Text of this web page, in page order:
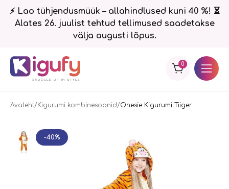
⚡ Lao tühjendusmüük – allahindlused kuni 40 %! ⏳
Alates 26. juulist tehtud tellimused saadetakse
välja augusti lõpus.
0
Avaleht Kigurumi kombinesoonid Onesie Kigurumi Tiiger
-40%